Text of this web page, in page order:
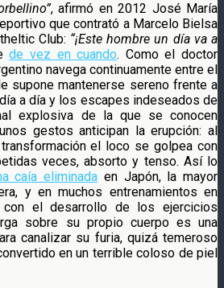
, afirmó en 2012 José María
que contrató a Marcelo Bielsa
Club: “¡Este hombre un día va a
de vez en cuando. Como el doctor
navega continuamente entre el
supone mantenerse sereno frente a
a día y los escapes indeseados de
explosiva de la que se conocen
gestos anticipan la erupción: al
el loco se golpea con
veces, absorto y tenso. Así lo
caía eliminada en Japón, la mayor
y en muchos entrenamientos en
con el desarrollo de los ejercicios
sobre su propio cuerpo es una
canalizar su furia, quizá temeroso
en un terrible coloso de piel